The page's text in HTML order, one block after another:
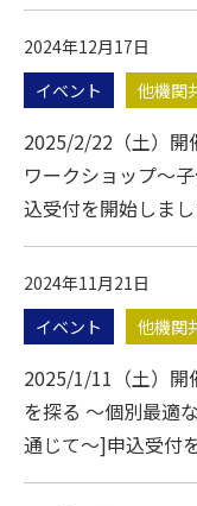
2024年12月17日
イベント
他機関
2025/2/22（土）開
ワークショップ～
込受付を開始しまし
2024年11月21日
イベント
他機関
2025/1/11（土）開
を探る ～個別最適
通じて～]申込受付